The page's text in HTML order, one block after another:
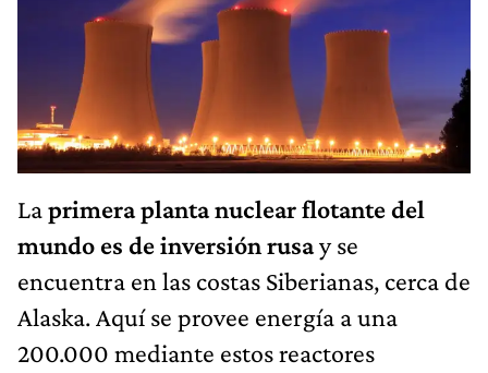
Laprimera planta nuclear flotante del
mundo es de inversión rusay se
encuentra en las costas Siberianas, cerca de
Alaska. Aquí se provee energía a una
200.000 mediante estos reactores